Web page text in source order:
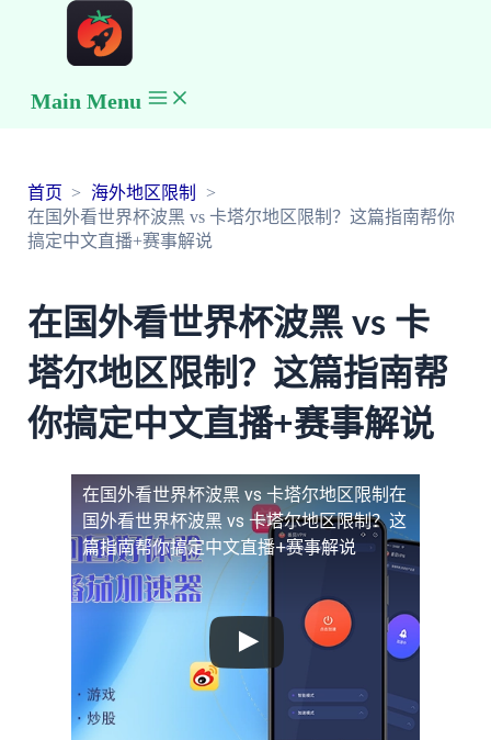
Main Menu
首页
海外地区限制
在国外看世界杯波黑 vs 卡塔尔地区限制？这篇指南帮你
搞定中文直播+赛事解说
在国外看世界杯波黑 vs 卡
塔尔地区限制？这篇指南帮
你搞定中文直播+赛事解说
在国外看世界杯波黑 vs 卡塔尔地区限制 在
国外看世界杯波黑 vs 卡塔尔地区限制？这
篇指南帮你搞定中文直播+赛事解说